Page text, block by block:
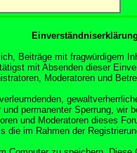
Einverständniserklärung
Beiträge mit fragwürdigem
mit Absenden dieser
Moderatoren und
permanenter Sperrung, wir
und Moderatoren dieses
im Rahmen der